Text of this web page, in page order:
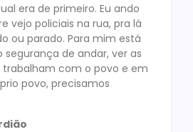
era de primeiro. Eu ando
vejo policiais na rua, pra lá
ou parado. Para mim está
de andar, ver as
trabalham com o povo e em
povo, precisamos